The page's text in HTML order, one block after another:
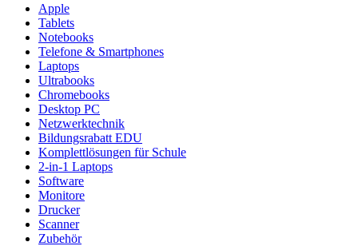
Apple
Tablets
Notebooks
Telefone & Smartphones
Laptops
Ultrabooks
Chromebooks
Desktop PC
Netzwerktechnik
Bildungsrabatt EDU
Komplettlösungen für Schule
2-in-1 Laptops
Software
Monitore
Drucker
Scanner
Zubehör